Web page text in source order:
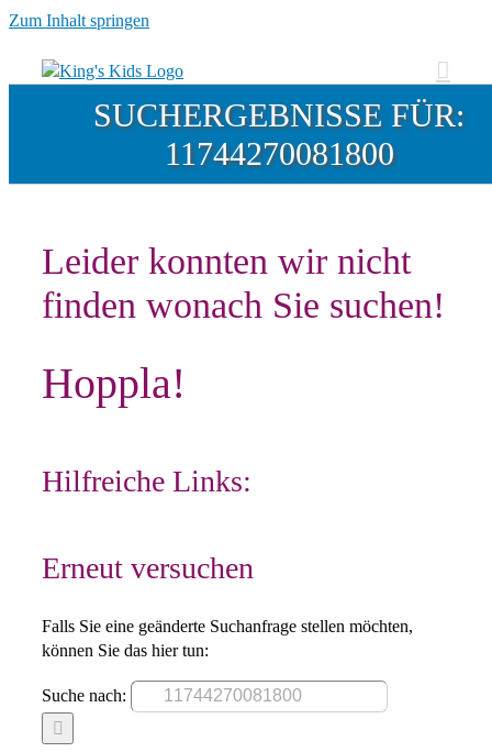
Zum Inhalt springen
SUCHERGEBNISSE FÜR:
11744270081800
Leider konnten wir nicht
finden wonach Sie suchen!
Hoppla!
Hilfreiche Links:
Erneut versuchen
Falls Sie eine geänderte Suchanfrage stellen möchten,
können Sie das hier tun:
Suche nach: